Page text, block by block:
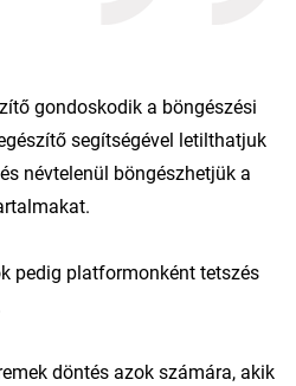
gondoskodik a böngészési
segítségével letilthatjuk
névtelenül böngészhetjük a
pedig platformonként tetszés
döntés azok számára, akik